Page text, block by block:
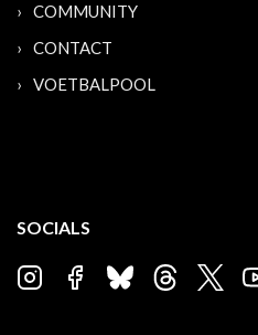
COMMUNITY
CONTACT
VOETBALPOOL
SOCIALS